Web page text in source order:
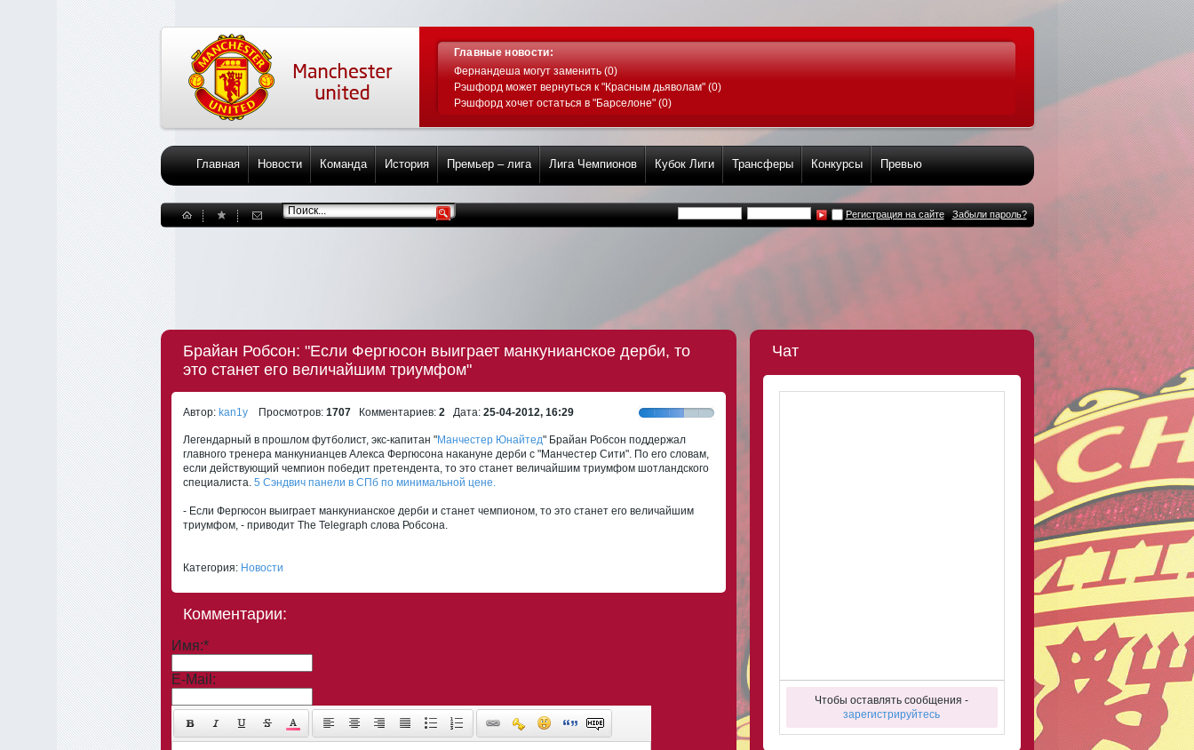
Главные новости:
Фернандеша могут заменить (0)
Рэшфорд может вернуться к "Красным дьяволам" (0)
Рэшфорд хочет остаться в "Барселоне" (0)
Главная Новости Команда История Премьер – лига Лига Чемпионов Кубок Лиги Трансферы Конкурсы Превью
Регистрация на сайте Забыли пароль?
Брайан Робсон: "Если Фергюсон выиграет манкунианское дерби, то
это станет его величайшим триумфом"
Автор: kan1yПросмотров: 1707Комментариев: 2Дата: 25-04-2012, 16:29
Легендарный в прошлом футболист, экс-капитан "Манчестер Юнайтед" Брайан Робсон поддержал
главного тренера манкунианцев Алекса Фергюсона накануне дерби с "Манчестер Сити". По его словам,
если действующий чемпион победит претендента, то это станет величайшим триумфом шотландского
специалиста. 5 Сэндвич панели в СПб по минимальной цене.
- Если Фергюсон выиграет манкунианское дерби и станет чемпионом, то это станет его величайшим
триумфом, - приводит The Telegraph слова Робсона.
Категория: Новости
Комментарии:
Имя:*
E-Mail:
Чат
Чтобы оставлять сообщения -
зарегистрируйтесь